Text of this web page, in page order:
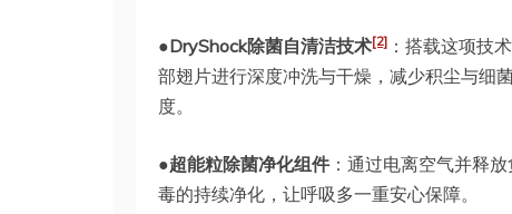
●DryShock除菌自清洁技术[2] ：搭载这项技
部翅片进行深度冲洗与干燥，减少积尘与细
度。
●超能粒除菌净化组件：通过电离空气并释
毒的持续净化，让呼吸多一重安心保障。